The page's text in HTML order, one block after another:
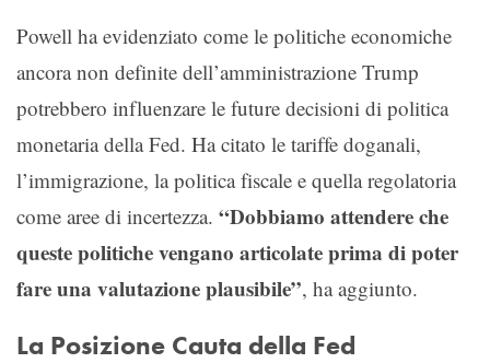
Powell ha evidenziato come le politiche economiche
ancora non definite dell’amministrazione Trump
potrebbero influenzare le future decisioni di politica
monetaria della Fed. Ha citato le tariffe doganali,
l’immigrazione, la politica fiscale e quella regolatoria
come aree di incertezza. “Dobbiamo attendere che
queste politiche vengano articolate prima di poter
fare una valutazione plausibile”, ha aggiunto.
La Posizione Cauta della Fed